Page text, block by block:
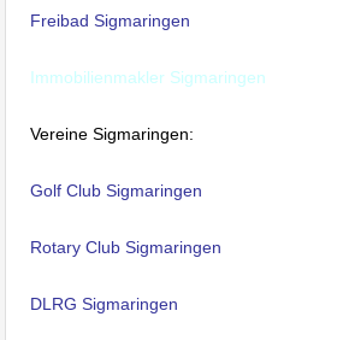
Freibad Sigmaringen
Immobilienmakler Sigmaringen
Vereine Sigmaringen:
Golf Club Sigmaringen
Rotary Club Sigmaringen
DLRG Sigmaringen